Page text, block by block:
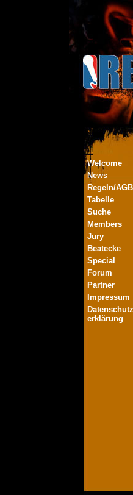
Welcome
News
Regeln/AGB
Tabelle
Suche
Members
Jury
Beatecke
Special
Forum
Partner
Impressum
erklärung